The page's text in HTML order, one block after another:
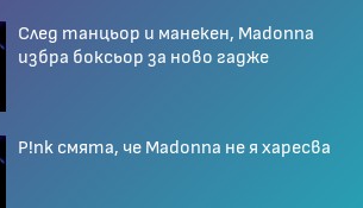
След танцьор и манекен, Madonna
избра боксьор за ново гадже
P!nk смята, че Madonna не я харесва